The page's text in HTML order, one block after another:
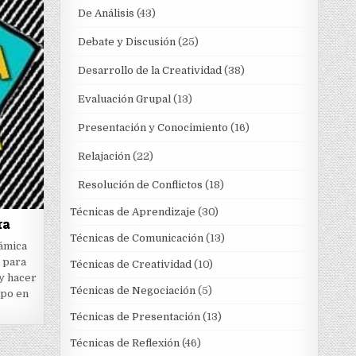
para
hacer
en
De Análisis (43)
Debate y Discusión(25)
Desarrollo de la Creatividad(38)
Evaluación Grupal(13)
Presentación y Conocimiento (16)
Relajación(22)
Resolución de Conflictos (18)
Técnicas de Aprendizaje (30)
Técnicas de Comunicación(13)
Técnicas de Creatividad(10)
Técnicas de Negociación(5)
Técnicas de Presentación(13)
Técnicas de Reflexión(46)